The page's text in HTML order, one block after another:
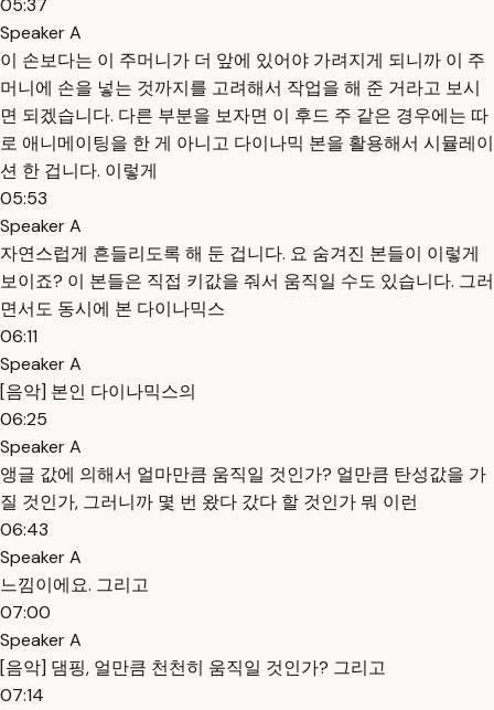
05:37
Speaker A
이 손보다는 이 주머니가 더 앞에 있어야 가려지게 되니까 이 주
머니에 손을 넣는 것까지를 고려해서 작업을 해 준 거라고 보시
면 되겠습니다. 다른 부분을 보자면 이 후드 주 같은 경우에는 따
로 애니메이팅을 한 게 아니고 다이나믹 본을 활용해서 시뮬레이
션 한 겁니다. 이렇게
05:53
Speaker A
자연스럽게 흔들리도록 해 둔 겁니다. 요 숨겨진 본들이 이렇게
보이죠? 이 본들은 직접 키값을 줘서 움직일 수도 있습니다. 그러
면서도 동시에 본 다이나믹스
06:11
Speaker A
[음악] 본인 다이나믹스의
06:25
Speaker A
앵글 값에 의해서 얼마만큼 움직일 것인가? 얼만큼 탄성값을 가
질 것인가, 그러니까 몇 번 왔다 갔다 할 것인가 뭐 이런
06:43
Speaker A
느낌이에요. 그리고
07:00
Speaker A
[음악] 댐핑, 얼만큼 천천히 움직일 것인가? 그리고
07:14